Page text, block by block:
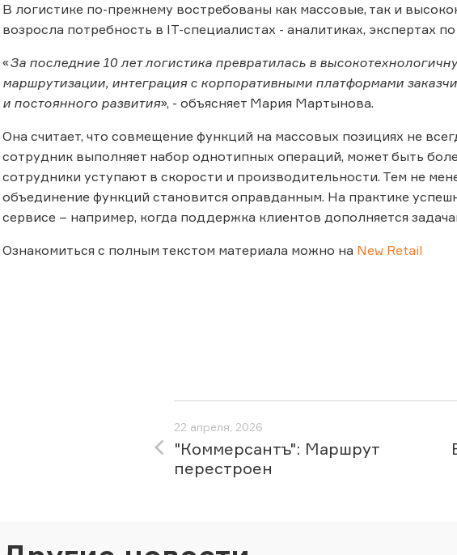
В логистике по-прежнему востребованы как массовые, так и
возросла потребность в IT-специалистах - аналитиках, экспертах
«За последние 10 лет логистика превратилась в
маршрутизации, интеграция с корпоративными платформами
и постоянного развития», - объясняет Мария Мартынова.
Она считает, что совмещение функций на массовых позициях не
сотрудник выполняет набор однотипных операций, может быть
сотрудники уступают в скорости и производительности. Тем не
объединение функций становится оправданным. На практике
сервисе – например, когда поддержка клиентов дополняется
Ознакомиться с полным текстом материала можно на New Retail
22 апреля, 2026
"Коммерсантъ": Маршрут
перестроен